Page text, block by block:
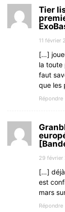
Tier
11 février
[…]
la toute
faut
que les
Répondre
29 février
[…] déjà
est
mars
Répondre